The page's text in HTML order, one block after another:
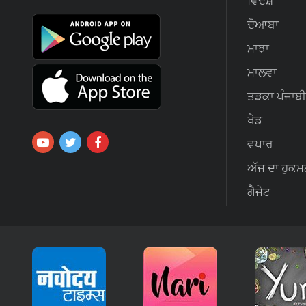
ਦੋਆਬਾ
ਮਾਝਾ
ਮਾਲਵਾ
ਤੜਕਾ ਪੰਜਾਬੀ
ਖੇਡ
ਵਪਾਰ
ਅੱਜ ਦਾ
ਗੈਜੇਟ